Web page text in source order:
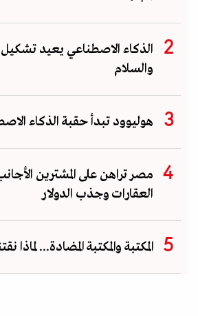
الذكاء الاصطناعي يعيد
والسلام
هوليوود تبدأ حقبة الذكاء
مصر تراهن على المشترين
العقارات وجذب الدولار
المكتبة والمكتبة المضادة... لماذا